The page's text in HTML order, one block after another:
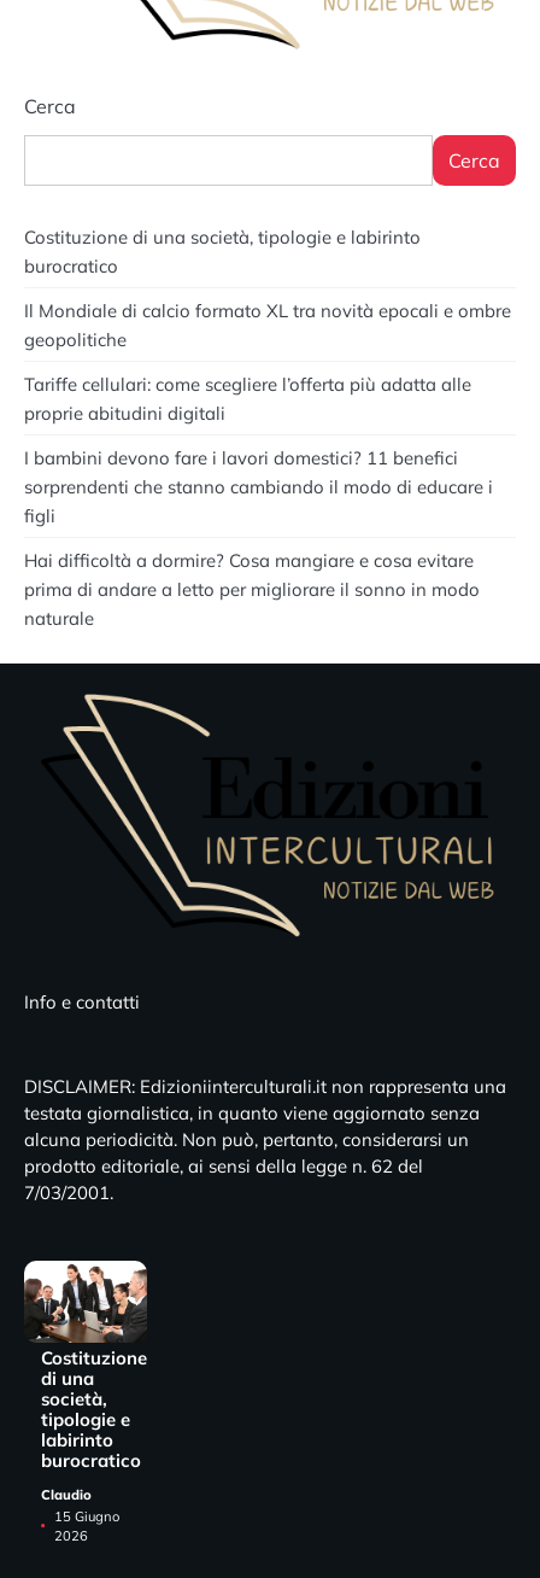
Cerca
Cerca
Costituzione di una società, tipologie e labirinto
burocratico
Il Mondiale di calcio formato XL tra novità epocali e ombre
geopolitiche
Tariffe cellulari: come scegliere l’offerta più adatta alle
proprie abitudini digitali
I bambini devono fare i lavori domestici? 11 benefici
sorprendenti che stanno cambiando il modo di educare i
figli
Hai difficoltà a dormire? Cosa mangiare e cosa evitare
prima di andare a letto per migliorare il sonno in modo
naturale
Info e contatti
DISCLAIMER: Edizioniinterculturali.it non rappresenta una
testata giornalistica, in quanto viene aggiornato senza
alcuna periodicità. Non può, pertanto, considerarsi un
prodotto editoriale, ai sensi della legge n. 62 del
7/03/2001.
Costituzione
di una
società,
tipologie e
labirinto
burocratico
Claudio
15 Giugno
2026